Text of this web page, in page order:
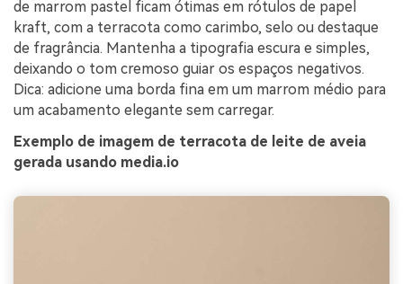
de marrom pastel ficam ótimas em rótulos de papel
kraft, com a terracota como carimbo, selo ou destaque
de fragrância. Mantenha a tipografia escura e simples,
deixando o tom cremoso guiar os espaços negativos.
Dica: adicione uma borda fina em um marrom médio para
um acabamento elegante sem carregar.
Exemplo de imagem de terracota de leite de aveia
gerada usando media.io